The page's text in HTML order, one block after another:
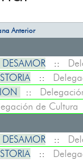
Anterior
::
::
::
de Cultura
::
::